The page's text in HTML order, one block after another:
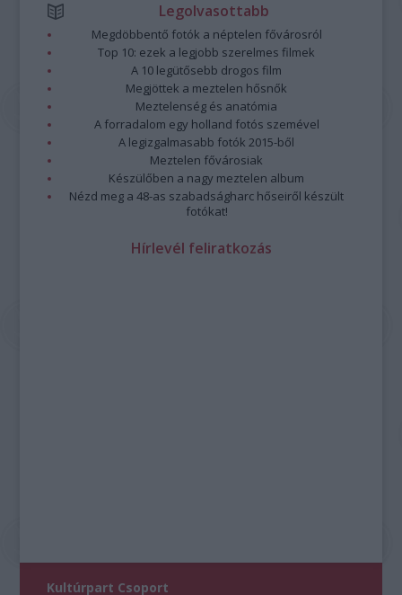
Legolvasottabb
Megdöbbentő fotók a néptelen fővárosról
Top 10: ezek a legjobb szerelmes filmek
A 10 legütősebb drogos film
Megjöttek a meztelen hősnők
Meztelenség és anatómia
A forradalom egy holland fotós szemével
A legizgalmasabb fotók 2015-ből
Meztelen fővárosiak
Készülőben a nagy meztelen album
Nézd meg a 48-as szabadságharc hőseiről készült
fotókat!
Hírlevél feliratkozás
Kultúrpart Csoport